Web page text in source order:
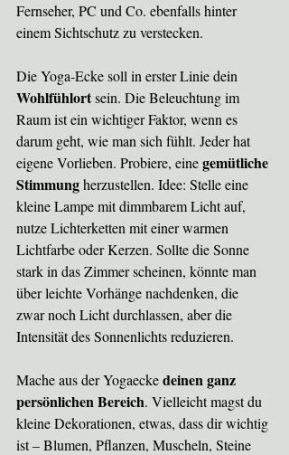
Fernseher, PC und Co. ebenfalls hinter
einem Sichtschutz zu verstecken.
Die Yoga-Ecke soll in erster Linie dein
Wohlfühlort sein. Die Beleuchtung im
Raum ist ein wichtiger Faktor, wenn es
darum geht, wie man sich fühlt. Jeder hat
eigene Vorlieben. Probiere, eine gemütliche
Stimmung herzustellen. Idee: Stelle eine
kleine Lampe mit dimmbarem Licht auf,
nutze Lichterketten mit einer warmen
Lichtfarbe oder Kerzen. Sollte die Sonne
stark in das Zimmer scheinen, könnte man
über leichte Vorhänge nachdenken, die
zwar noch Licht durchlassen, aber die
Intensität des Sonnenlichts reduzieren.
Mache aus der Yogaecke deinen ganz
persönlichen Bereich. Vielleicht magst du
kleine Dekorationen, etwas, dass dir wichtig
ist – Blumen, Pflanzen, Muscheln, Steine